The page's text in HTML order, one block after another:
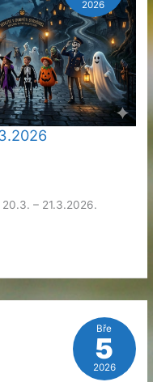
– 21.3.2026.
2026
Bře
5
2026